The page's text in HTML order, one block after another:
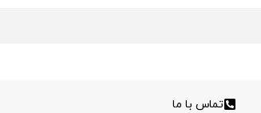
تماس با ما